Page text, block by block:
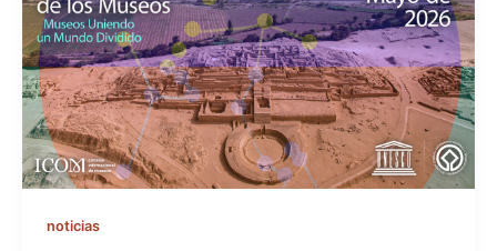
noticias